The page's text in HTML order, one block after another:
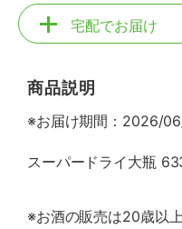
宅配でお届け
商品説明
※お届け期間：2026/
スーパードライ大瓶
※お酒の販売は20歳以